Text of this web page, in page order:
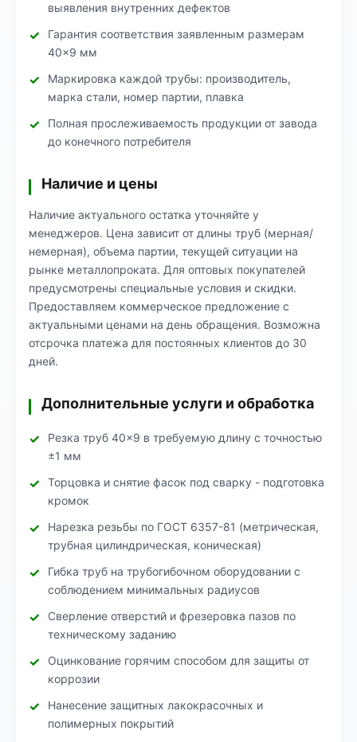
выявления внутренних дефектов
Гарантия соответствия заявленным размерам
40×9 мм
Маркировка каждой трубы: производитель,
марка стали, номер партии, плавка
Полная прослеживаемость продукции от завода
до конечного потребителя
Наличие и цены
Наличие актуального остатка уточняйте у
менеджеров. Цена зависит от длины труб (мерная/
немерная), объема партии, текущей ситуации на
рынке металлопроката. Для оптовых покупателей
предусмотрены специальные условия и скидки.
Предоставляем коммерческое предложение с
актуальными ценами на день обращения. Возможна
отсрочка платежа для постоянных клиентов до 30
дней.
Дополнительные услуги и обработка
Резка труб 40×9 в требуемую длину с точностью
±1 мм
Торцовка и снятие фасок под сварку - подготовка
кромок
Нарезка резьбы по ГОСТ 6357-81 (метрическая,
трубная цилиндрическая, коническая)
Гибка труб на трубогибочном оборудовании с
соблюдением минимальных радиусов
Сверление отверстий и фрезеровка пазов по
техническому заданию
Оцинкование горячим способом для защиты от
коррозии
Нанесение защитных лакокрасочных и
полимерных покрытий